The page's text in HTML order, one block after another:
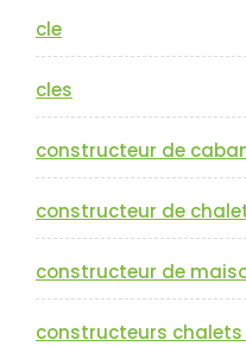
cle
cles
constructeur de
constructeur de
constructeur de
constructeurs